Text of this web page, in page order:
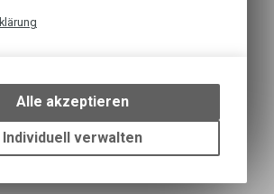
World
bestimmte Interaktionen und
Einstellungen auf Ihrem Gerät,
um die grundlegenden
Funktionen unseres Online-
Alle akzeptieren
Individuell verwalten